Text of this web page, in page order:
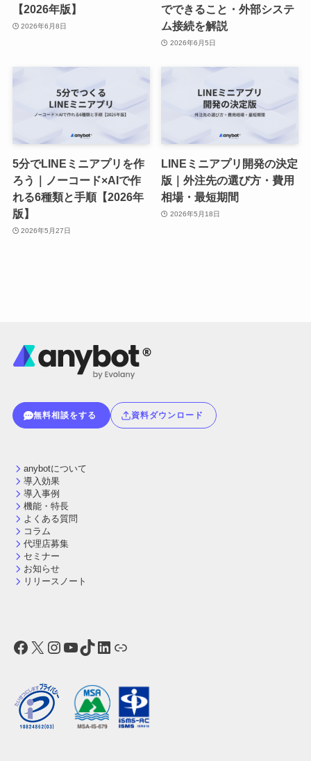
【2026年版】
2026年6月8日
でできること・外部システ
ム接続を解説
2026年6月5日
5分でLINEミニアプリを作
ろう｜ノーコード×AIで作
れる6種類と手順【2026年
版】
2026年5月27日
LINEミニアプリ開発の決定
版｜外注先の選び方・費用
相場・最短期間
2026年5月18日
無料相談をする 資料ダウンロード
anybotについて
導入効果
導入事例
機能・特長
よくある質問
コラム
代理店募集
セミナー
お知らせ
リリースノート
Facebook
X Instagram
YouTube
TikTok
LinkedIn
リンク